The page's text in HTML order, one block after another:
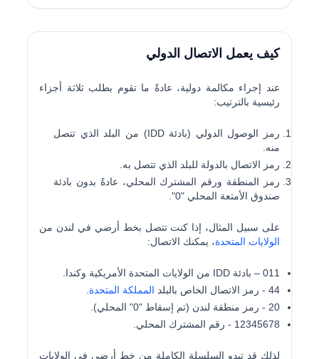
كيف يعمل الاتصال الدولي
عند إجراء مكالمة دولية، عادةً ما تقوم بطلب ثلاثة أجزاء
رئيسية بالترتيب:
رمز الوصول الدولي (بادئة IDD)
من البلد الذي تتصل
منه.
رمز الاتصال بالدولة للبلد الذي تتصل به.
رمز المنطقة ورقم المشترك المحلي، عادةً بدون بادئة
صندوق الأمتعة المحلي "0".
على سبيل المثال، إذا كنت تتصل بخط أرضي في لندن من
الولايات المتحدة، يمكنك الاتصال:
011 – بادئة IDD من الولايات المتحدة الأمريكية وكندا.
44 - رمز الاتصال الخاص بالبلد المملكة المتحدة
20 - رمز منطقة لندن (تم إسقاط "0" المحلي).
12345678 - رقم المشترك المحلي.
لذلك قد تبدو السلسلة الكاملة من خط أرضي في الولايات